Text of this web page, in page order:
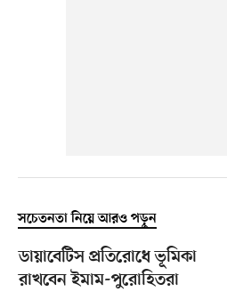
সচেতনতা নিয়ে আরও পড়ুন
ডায়াবেটিস প্রতিরোধে ভূমিকা
রাখবেন ইমাম-পুরোহিতরা